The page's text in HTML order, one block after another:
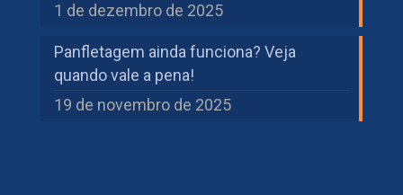
1 de dezembro de 2025
Panfletagem ainda funciona? Veja
quando vale a pena!
19 de novembro de 2025